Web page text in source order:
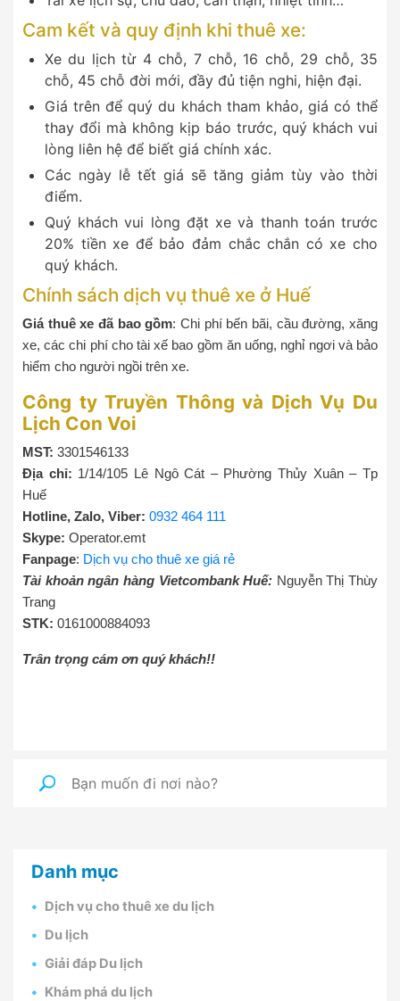
Cam kết và quy định khi thuê xe:
Xe du lịch từ 4 chỗ, 7 chỗ, 16 chỗ, 29 chỗ, 35
chỗ, 45 chỗ đời mới, đầy đủ tiện nghi, hiện đại.
Giá trên để quý du khách tham khảo, giá có thể
thay đổi mà không kịp báo trước, quý khách vui
lòng liên hệ để biết giá chính xác.
Các ngày lễ tết giá sẽ tăng giảm tùy vào thời
điểm.
Quý khách vui lòng đặt xe và thanh toán trước
20% tiền xe để bảo đảm chắc chắn có xe cho
quý khách.
Chính sách dịch vụ thuê xe ở Huế
Giá thuê xe đã bao gồm: Chi phí bến bãi, cầu đường, xăng
xe, các chi phí cho tài xế bao gồm ăn uống, nghỉ ngơi và bảo
hiểm cho người ngồi trên xe.
Công ty Truyền Thông và Dịch Vụ Du
Lịch Con Voi
MST: 3301546133
Địa chỉ: 1/14/105 Lê Ngô Cát – Phường Thủy Xuân – Tp
Huế
Hotline, Zalo, Viber: 0932 464 111
Skype: Operator.emt
Fanpage: Dịch vụ cho thuê xe giá rẻ
Tài khoản ngân hàng Vietcombank Huế: Nguyễn Thị Thùy
Trang
STK: 0161000884093
Trân trọng cám ơn quý khách!!
Danh mục
Dịch vụ cho thuê xe du lịch
Du lịch
Giải đáp Du lịch
Khám phá du lịch